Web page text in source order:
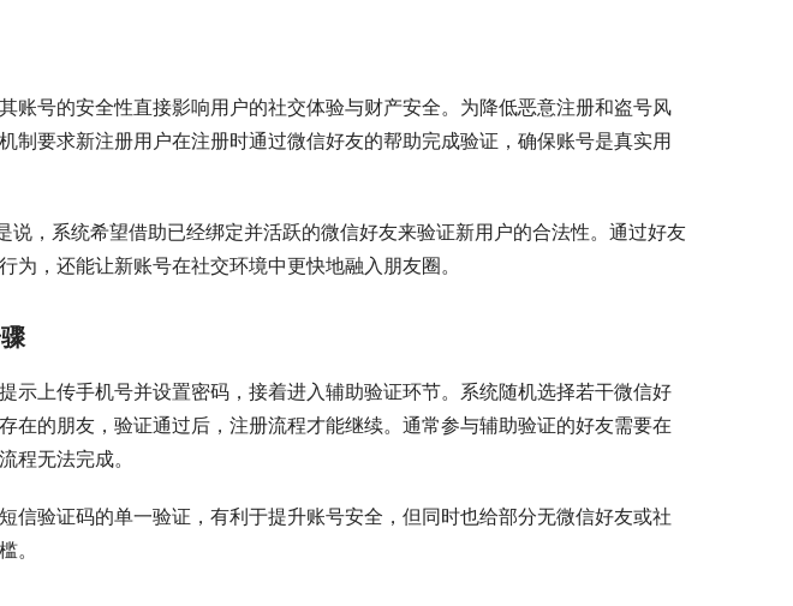
账号的安全性直接影响用户的社交体验与财产安全。为降低恶意注册和盗号风
制要求新注册用户在注册时通过微信好友的帮助完成验证，确保账号是真实用
说，系统希望借助已经绑定并活跃的微信好友来验证新用户的合法性。通过好友
为，还能让新账号在社交环境中更快地融入朋友圈。
示上传手机号并设置密码，接着进入辅助验证环节。系统随机选择若干微信好
在的朋友，验证通过后，注册流程才能继续。通常参与辅助验证的好友需要在
程无法完成。
信验证码的单一验证，有利于提升账号安全，但同时也给部分无微信好友或社
。